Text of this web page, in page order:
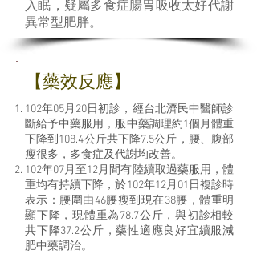
入眠，疑屬多食症腸胃吸收太好代謝
異常型肥胖。
​【藥效反應】
102年05月20日初診，經台北濟民中醫師診
斷給予中藥服用，服中藥調理約1個月體重
下降到108.4公斤共下降7.5公斤，腰、腹部
瘦很多，多食症及代謝均改善。
102年07月至12月間有陸續取過藥服用，體
重均有持續下降，於102年12月01日複診時
表示：腰圍由46腰瘦到現在38腰，體重明
顯下降，現體重為78.7公斤，與初診相較
共下降37.2公斤，藥性適應良好宜續服減
肥中藥調治。